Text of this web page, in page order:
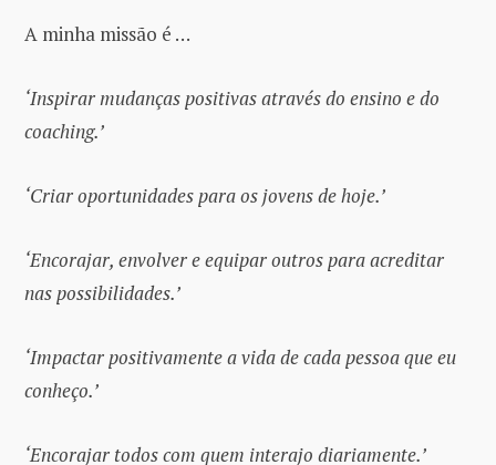
A minha missão é …
‘Inspirar mudanças positivas através do ensino e do
coaching.’
‘Criar oportunidades para os jovens de hoje.’
‘Encorajar, envolver e equipar outros para acreditar
nas possibilidades.’
‘Impactar positivamente a vida de cada pessoa que eu
conheço.’
‘Encorajar todos com quem interajo diariamente.’